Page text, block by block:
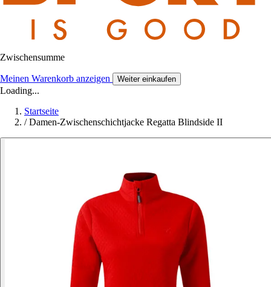
Zwischensumme
Meinen Warenkorb anzeigen Weiter einkaufen
Loading...
Startseite
/ Damen-Zwischenschichtjacke Regatta Blindside II